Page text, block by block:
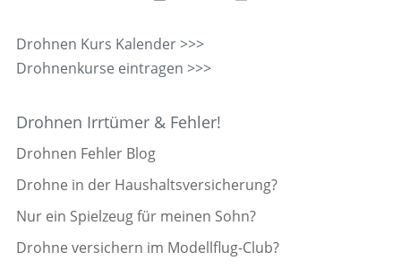
Drohnen Kurs Kalender >>>
Drohnenkurse eintragen >>>
Drohnen Irrtümer & Fehler!
Drohnen Fehler Blog
Drohne in der Haushaltsversicherung?
Nur ein Spielzeug für meinen Sohn?
Drohne versichern im Modellflug-Club?